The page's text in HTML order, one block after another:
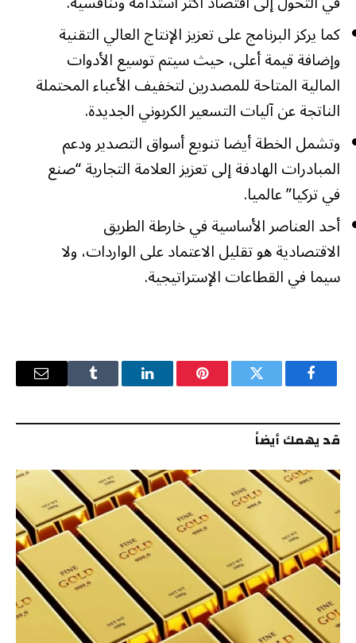
كما يركز البرنامج على تعزيز الإنتاج العالي التقنية
وإضافة قيمة أعلى، حيث سيتم توسيع الأدوات
المالية المتاحة للمصدرين لتخفيف الأعباء المحتملة
الناتجة عن آليات التسعير الكربوني الجديدة.
وتشمل الخطة أيضا تنويع أسواق التصدير ودعم
المبادرات الهادفة إلى تعزيز العلامة التجارية “صنع
في تركيا” عالميا.
أحد العناصر الأساسية في خارطة الطريق
الاقتصادية هو تقليل الاعتماد على الواردات، ولا
سيما في القطاعات الإستراتيجية.
فيسبوك تويتر بينتيريستلينكدإن Tumblr
البريد
قد يهمك أيضاً